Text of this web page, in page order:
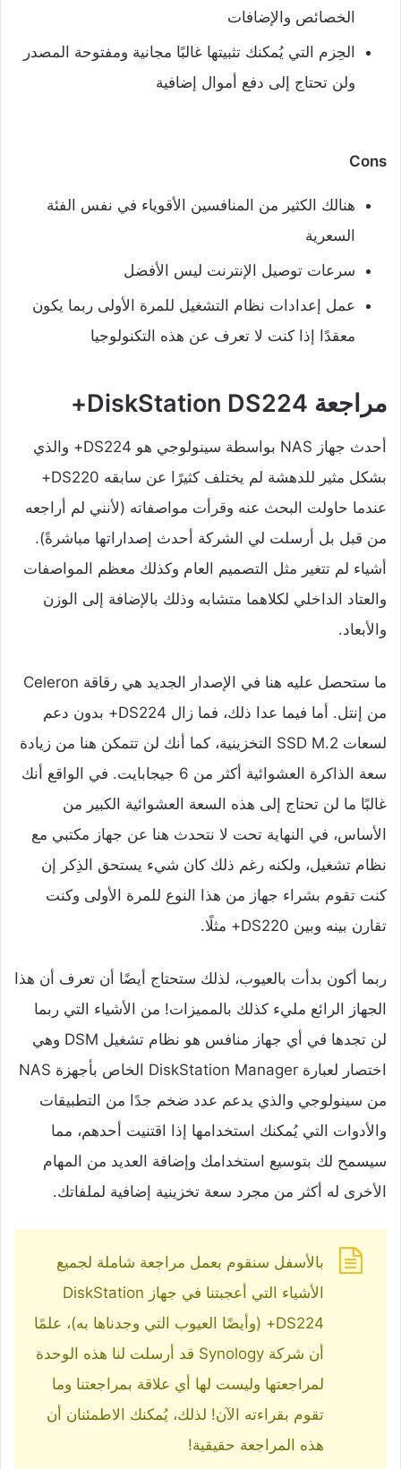
الخصائص والإضافات
الحِزم التي يُمكنك تثبيتها غالبًا مجانية ومفتوحة المصدر
ولن تحتاج إلى دفع أموال إضافية
Cons
هنالك الكثير من المنافسين الأقوياء في نفس الفئة
السعرية
سرعات توصيل الإنترنت ليس الأفضل
عمل إعدادات نظام التشغيل للمرة الأولى ربما يكون
معقدًا إذا كنت لا تعرف عن هذه التكنولوجيا
مراجعة DiskStation DS224+
أحدث جهاز NAS بواسطة سينولوجي هو DS224+ والذي
بشكل مثير للدهشة لم يختلف كثيرًا عن سابقه DS220+
عندما حاولت البحث عنه وقرأت مواصفاته (لأنني لم أراجعه
من قبل بل أرسلت لي الشركة أحدث إصداراتها مباشرةً).
أشياء لم تتغير مثل التصميم العام وكذلك معظم المواصفات
والعتاد الداخلي لكلاهما متشابه وذلك بالإضافة إلى الوزن
والأبعاد.
ما ستحصل عليه هنا في الإصدار الجديد هي رقاقة Celeron
من إنتل. أما فيما عدا ذلك، فما زال DS224+ بدون دعم
لسعات SSD M.2 التخزينية، كما أنك لن تتمكن هنا من زيادة
سعة الذاكرة العشوائية أكثر من 6 جيجابايت. في الواقع أنك
غالبًا ما لن تحتاج إلى هذه السعة العشوائية الكبير من
الأساس، في النهاية تحت لا نتحدث هنا عن جهاز مكتبي مع
نظام تشغيل، ولكنه رغم ذلك كان شيء يستحق الذِكر إن
كنت تقوم بشراء جهاز من هذا النوع للمرة الأولى وكنت
تقارن بينه وبين DS220+ مثلًا.
ربما أكون بدأت بالعيوب، لذلك ستحتاج أيضًا أن تعرف أن هذا
الجهاز الرائع مليء كذلك بالمميزات! من الأشياء التي ربما
لن تجدها في أي جهاز منافس هو نظام تشغيل DSM وهي
اختصار لعبارة DiskStation Manager الخاص بأجهزة NAS
من سينولوجي والذي يدعم عدد ضخم جدًا من التطبيقات
والأدوات التي يُمكنك استخدامها إذا اقتنيت أحدهم، مما
سيسمح لك بتوسيع استخدامك وإضافة العديد من المهام
الأخرى له أكثر من مجرد سعة تخزينية إضافية لملفاتك.
بالأسفل سنقوم بعمل مراجعة شاملة لجميع
الأشياء التي أعجبتنا في جهاز DiskStation
DS224+ (وأيضًا العيوب التي وجدناها به)، علمًا
أن شركة Synology قد أرسلت لنا هذه الوحدة
لمراجعتها وليست لها أي علاقة بمراجعتنا وما
تقوم بقراءته الآن! لذلك، يُمكنك الاطمئنان أن
هذه المراجعة حقيقية!